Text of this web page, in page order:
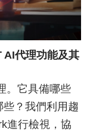
AI代理功能及其
。它具備哪些
？我們利用趨
進行檢視，協